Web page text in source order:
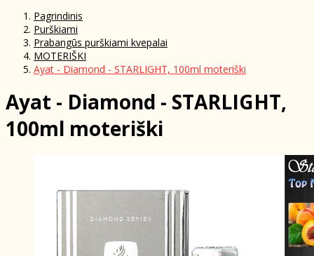
Pagrindinis
Purškiami
Prabangūs purškiami kvepalai
MOTERIŠKI
Ayat - Diamond - STARLIGHT, 100ml moteriški
Ayat - Diamond - STARLIGHT,
100ml moteriški